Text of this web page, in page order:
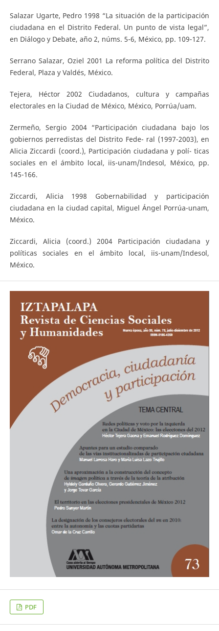
Salazar Ugarte, Pedro 1998 “La situación de la participación
ciudadana en el Distrito Federal. Un punto de vista legal”,
en Diálogo y Debate, año 2, núms. 5-6, México, pp. 109-127.
Serrano Salazar, Oziel 2001 La reforma política del Distrito
Federal, Plaza y Valdés, México.
Tejera, Héctor 2002 Ciudadanos, cultura y campañas
electorales en la Ciudad de México, México, Porrúa/uam.
Zermeño, Sergio 2004 “Participación ciudadana bajo los
gobiernos perredistas del Distrito Fede- ral (1997-2003), en
Alicia Ziccardi (coord.), Participación ciudadana y polí- ticas
sociales en el ámbito local, iis-unam/Indesol, México, pp.
145-166.
Ziccardi, Alicia 1998 Gobernabilidad y participación
ciudadana en la ciudad capital, Miguel Ángel Porrúa-unam,
México.
Ziccardi, Alicia (coord.) 2004 Participación ciudadana y
políticas sociales en el ámbito local, iis-unam/Indesol,
México.
PDF